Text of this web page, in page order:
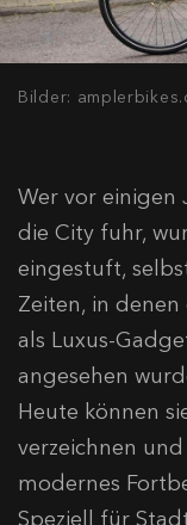
Bilder:
Wer vor einigen
die City fuhr,
eingestuft,
Zeiten, in
als Luxus-
angesehen
Heute können
verzeichnen
modernes
Speziell für